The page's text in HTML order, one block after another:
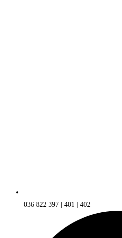
036 822 397 | 401 | 402